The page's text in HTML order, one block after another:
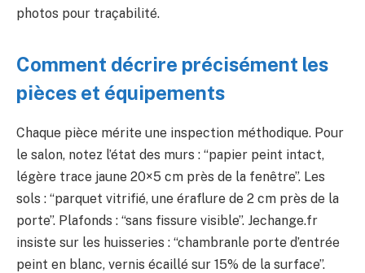
photos pour traçabilité.
Comment décrire précisément les
pièces et équipements
Chaque pièce mérite une inspection méthodique. Pour
le salon, notez l’état des murs : “papier peint intact,
légère trace jaune 20×5 cm près de la fenêtre”. Les
sols : “parquet vitrifié, une éraflure de 2 cm près de la
porte”. Plafonds : “sans fissure visible”. Jechange.fr
insiste sur les huisseries : “chambranle porte d’entrée
peint en blanc, vernis écaillé sur 15% de la surface”.